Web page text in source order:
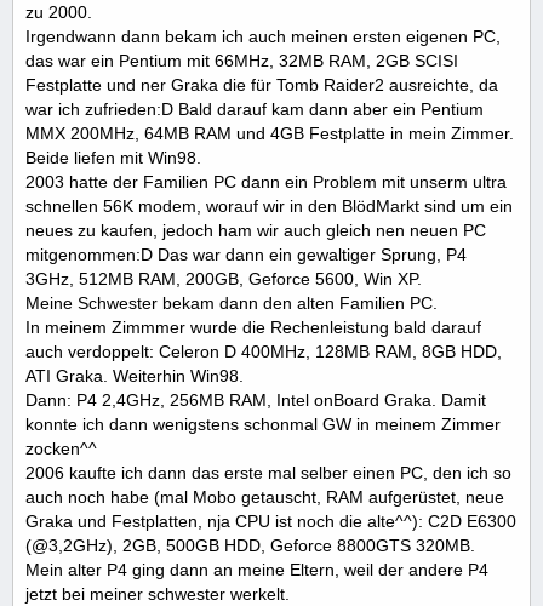
zu 2000.
Irgendwann dann bekam ich auch meinen ersten eigenen PC,
das war ein Pentium mit 66MHz, 32MB RAM, 2GB SCISI
Festplatte und ner Graka die für Tomb Raider2 ausreichte, da
war ich zufrieden:D Bald darauf kam dann aber ein Pentium
MMX 200MHz, 64MB RAM und 4GB Festplatte in mein Zimmer.
Beide liefen mit Win98.
2003 hatte der Familien PC dann ein Problem mit unserm ultra
schnellen 56K modem, worauf wir in den BlödMarkt sind um ein
neues zu kaufen, jedoch ham wir auch gleich nen neuen PC
mitgenommen:D Das war dann ein gewaltiger Sprung, P4
3GHz, 512MB RAM, 200GB, Geforce 5600, Win XP.
Meine Schwester bekam dann den alten Familien PC.
In meinem Zimmmer wurde die Rechenleistung bald darauf
auch verdoppelt: Celeron D 400MHz, 128MB RAM, 8GB HDD,
ATI Graka. Weiterhin Win98.
Dann: P4 2,4GHz, 256MB RAM, Intel onBoard Graka. Damit
konnte ich dann wenigstens schonmal GW in meinem Zimmer
zocken^^
2006 kaufte ich dann das erste mal selber einen PC, den ich so
auch noch habe (mal Mobo getauscht, RAM aufgerüstet, neue
Graka und Festplatten, nja CPU ist noch die alte^^): C2D E6300
(@3,2GHz), 2GB, 500GB HDD, Geforce 8800GTS 320MB.
Mein alter P4 ging dann an meine Eltern, weil der andere P4
jetzt bei meiner schwester werkelt.